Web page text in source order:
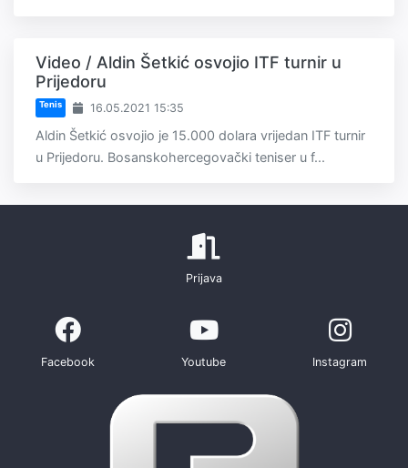
Video / Aldin Šetkić osvojio ITF turnir u
Prijedoru
Tenis 16.05.2021 15:35
Aldin Šetkić osvojio je 15.000 dolara vrijedan ITF turnir
u Prijedoru. Bosanskohercegovački teniser u f...
Prijava
Facebook Youtube Instagram